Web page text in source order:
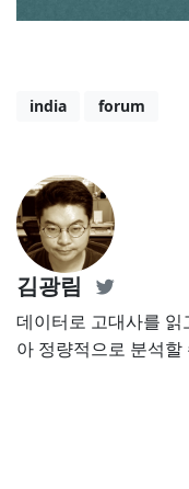
india forum
김광림
데이터로 고대사를
아 정량적으로 분석